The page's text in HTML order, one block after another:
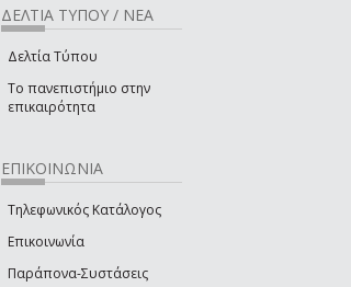
ΔΕΛΤΙΑ ΤΥΠΟΥ / ΝΕΑ
Δελτία Τύπου
Το πανεπιστήμιο στην
επικαιρότητα
ΕΠΙΚΟΙΝΩΝΙΑ
Τηλεφωνικός Κατάλογος
Επικοινωνία
Παράπονα-Συστάσεις